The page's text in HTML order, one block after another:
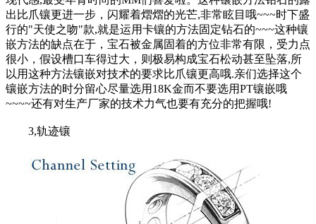
出比爪镶更进一步，闪耀着熠熠的光芒,非常眩目哦~~~时下盛
行的"天使之吻"款,就是运用卡镶的方法固定钻石的~~~这种镶
嵌方法的缺点在于，宝石被金属固着的方位非常有限，受力点
很小，假设槽口车得过大，则极易构成宝石松动甚至坠落,所
以用这种方法镶嵌对技术的要求比爪镶更高哦.亲们选择这个
镶嵌方法的时分留心尽量选用18K金而不要选用PT镶嵌哦
~~~~还有对生产厂家的技术力气也要有充分的把握哦!
3,轨迹镶